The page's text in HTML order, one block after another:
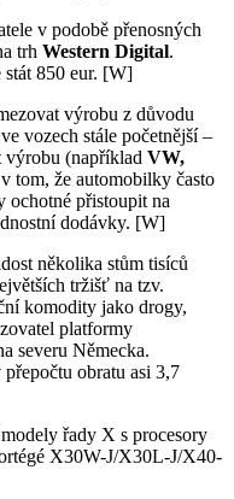
v podobě přenosných
trh Western Digital.
850 eur. [W]
výrobu z důvodu
vozech stále početnější –
výrobu (například VW,
tom, že automobilky často
ochotné přistoupit na
dodávky. [W]
několika stům tisíců
tržišť na tzv.
komodity jako drogy,
platformy
severu Německa.
obratu asi 3,7
řady X s procesory
X30W-J/X30L-J/X40-